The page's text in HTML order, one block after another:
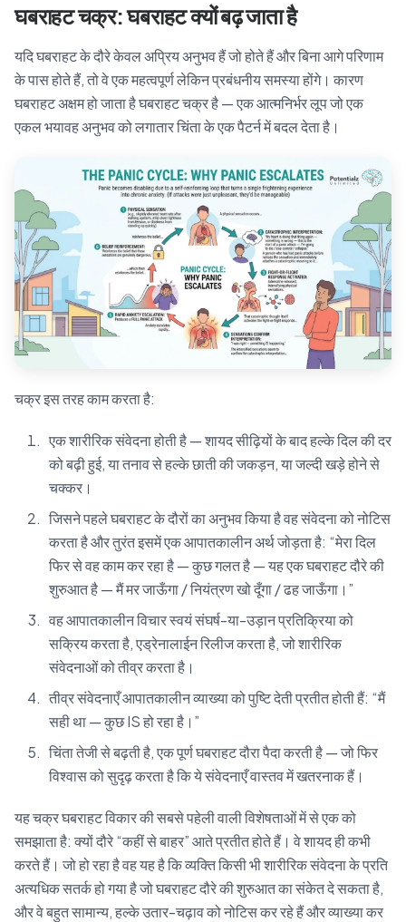
घबराहट चक्र: घबराहट क्यों बढ़ जाता है
यदि घबराहट के दौरे केवल अप्रिय अनुभव हैं जो होते हैं और बिना आगे परिणाम
के पास होते हैं, तो वे एक महत्वपूर्ण लेकिन प्रबंधनीय समस्या होंगे। कारण
घबराहट अक्षम हो जाता है घबराहट चक्र है — एक आत्मनिर्भर लूप जो एक
एकल भयावह अनुभव को लगातार चिंता के एक पैटर्न में बदल देता है।
चक्र इस तरह काम करता है:
एक शारीरिक संवेदना होती है — शायद सीढ़ियों के बाद हल्के दिल की दर
को बढ़ी हुई, या तनाव से हल्के छाती की जकड़न, या जल्दी खड़े होने से
चक्कर।
जिसने पहले घबराहट के दौरों का अनुभव किया है वह संवेदना को नोटिस
करता है और तुरंत इसमें एक आपातकालीन अर्थ जोड़ता है: “मेरा दिल
फिर से वह काम कर रहा है — कुछ गलत है — यह एक घबराहट दौरे की
शुरुआत है — मैं मर जाऊँगा / नियंत्रण खो दूँगा / ढह जाऊँगा।”
वह आपातकालीन विचार स्वयं संघर्ष-या-उड़ान प्रतिक्रिया को
सक्रिय करता है, एड्रेनालाईन रिलीज करता है, जो शारीरिक
संवेदनाओं को तीव्र करता है।
तीव्र संवेदनाएँ आपातकालीन व्याख्या को पुष्टि देती प्रतीत होती हैं: “मैं
सही था — कुछ IS हो रहा है।”
चिंता तेजी से बढ़ती है, एक पूर्ण घबराहट दौरा पैदा करती है — जो फिर
विश्वास को सुदृढ़ करता है कि ये संवेदनाएँ वास्तव में खतरनाक हैं।
यह चक्र घबराहट विकार की सबसे पहेली वाली विशेषताओं में से एक को
समझाता है: क्यों दौरे “कहीं से बाहर” आते प्रतीत होते हैं। वे शायद ही कभी
करते हैं। जो हो रहा है वह यह है कि व्यक्ति किसी भी शारीरिक संवेदना के प्रति
अत्यधिक सतर्क हो गया है जो घबराहट दौरे की शुरुआत का संकेत दे सकता है,
और वे बहुत सामान्य, हल्के उतार-चढ़ाव को नोटिस कर रहे हैं और व्याख्या कर